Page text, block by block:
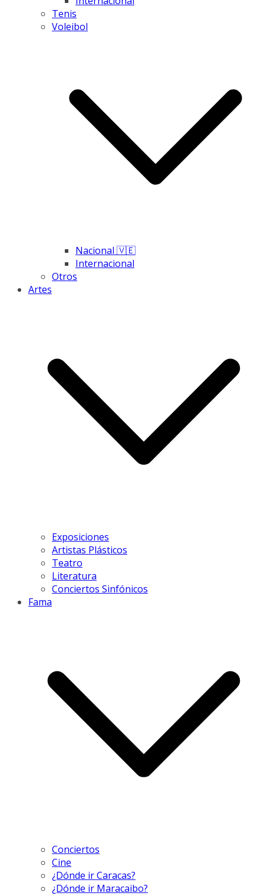
Tenis
Voleibol
Nacional 🇻🇪
Internacional
Otros
Artes
Exposiciones
Artistas Plásticos
Teatro
Literatura
Conciertos Sinfónicos
Fama
Conciertos
Cine
¿Dónde ir Caracas?
¿Dónde ir Maracaibo?